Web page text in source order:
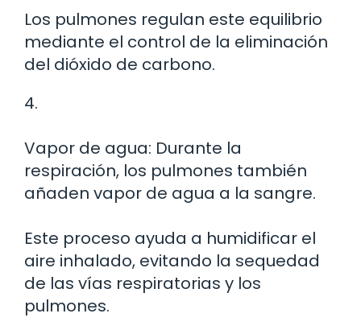
Los pulmones regulan este equilibrio
mediante el control de la eliminación
del dióxido de carbono.
4.
Vapor de agua: Durante la
respiración, los pulmones también
añaden vapor de agua a la sangre.
Este proceso ayuda a humidificar el
aire inhalado, evitando la sequedad
de las vías respiratorias y los
pulmones.